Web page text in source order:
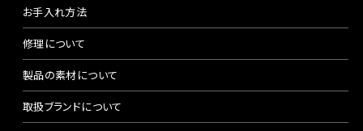
お手入れ方法
修理について
製品の素材について
取扱ブランドについて